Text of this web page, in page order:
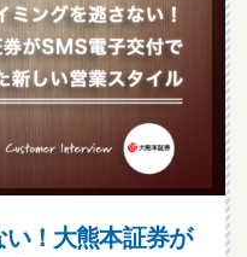
！大熊本証券が